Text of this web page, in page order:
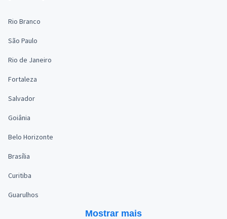
Rio Branco
São Paulo
Rio de Janeiro
Fortaleza
Salvador
Goiânia
Belo Horizonte
Brasília
Curitiba
Guarulhos
Mostrar mais